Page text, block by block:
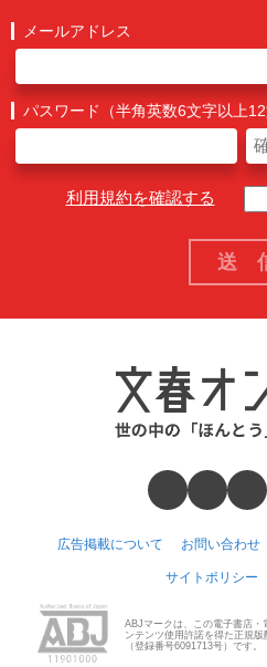
メールアドレス
パスワード（半角英数6文字以上12
利用規約を確認する
広告掲載について お問い合わせ
サイトポリシー
ABJマークは、この電子書店・
ンテンツ使用許諾を得た正規
（登録番号6091713号）です。